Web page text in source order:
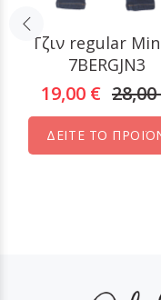
Τζιν regular
7BERGJN3
19,00 €
ΔΕΙΤΕ ΤΟ